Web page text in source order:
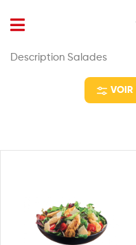
Description Salades
VOIR